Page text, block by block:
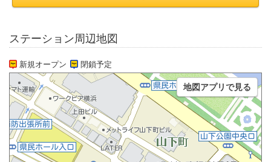
ステーション周辺地図
新規オープン 閉鎖予定
地図アプリで見る